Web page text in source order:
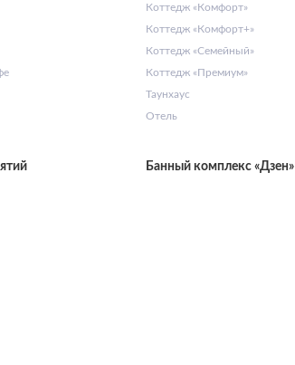
Коттедж «Комфорт»
Коттедж «Комфорт+»
Коттедж «Семейный»
Коттедж «Премиум»
Таунхаус
Отель
Банный комплекс «Дзен»